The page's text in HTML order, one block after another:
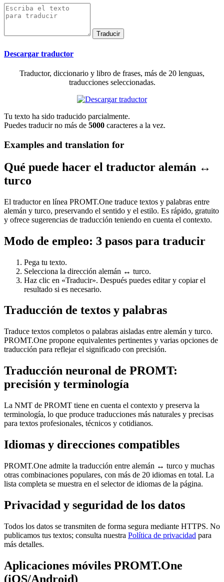
Descargar traductor
Traductor, diccionario y libro de frases, más de 20 lenguas,
traducciones seleccionadas.
Tu texto ha sido traducido parcialmente.
Puedes traducir no más de 5000 caracteres a la vez.
Examples and translation for
Qué puede hacer el traductor alemán ↔
turco
El traductor en línea PROMT.One traduce textos y palabras entre
alemán y turco, preservando el sentido y el estilo. Es rápido, gratuito
y ofrece sugerencias de traducción teniendo en cuenta el contexto.
Modo de empleo: 3 pasos para traducir
Pega tu texto.
Selecciona la dirección alemán ↔ turco.
Haz clic en «Traducir». Después puedes editar y copiar el
resultado si es necesario.
Traducción de textos y palabras
Traduce textos completos o palabras aisladas entre alemán y turco.
PROMT.One propone equivalentes pertinentes y varias opciones de
traducción para reflejar el significado con precisión.
Traducción neuronal de PROMT:
precisión y terminología
La NMT de PROMT tiene en cuenta el contexto y preserva la
terminología, lo que produce traducciones más naturales y precisas
para textos profesionales, técnicos y cotidianos.
Idiomas y direcciones compatibles
PROMT.One admite la traducción entre alemán ↔ turco y muchas
otras combinaciones populares, con más de 20 idiomas en total. La
lista completa se muestra en el selector de idiomas de la página.
Privacidad y seguridad de los datos
Todos los datos se transmiten de forma segura mediante HTTPS. No
publicamos tus textos; consulta nuestra Política de privacidad para
más detalles.
Aplicaciones móviles PROMT.One
(iOS/Android)